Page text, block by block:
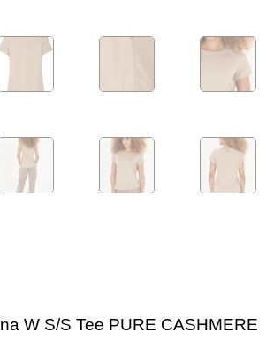
W S/S Tee PURE CASHMERE